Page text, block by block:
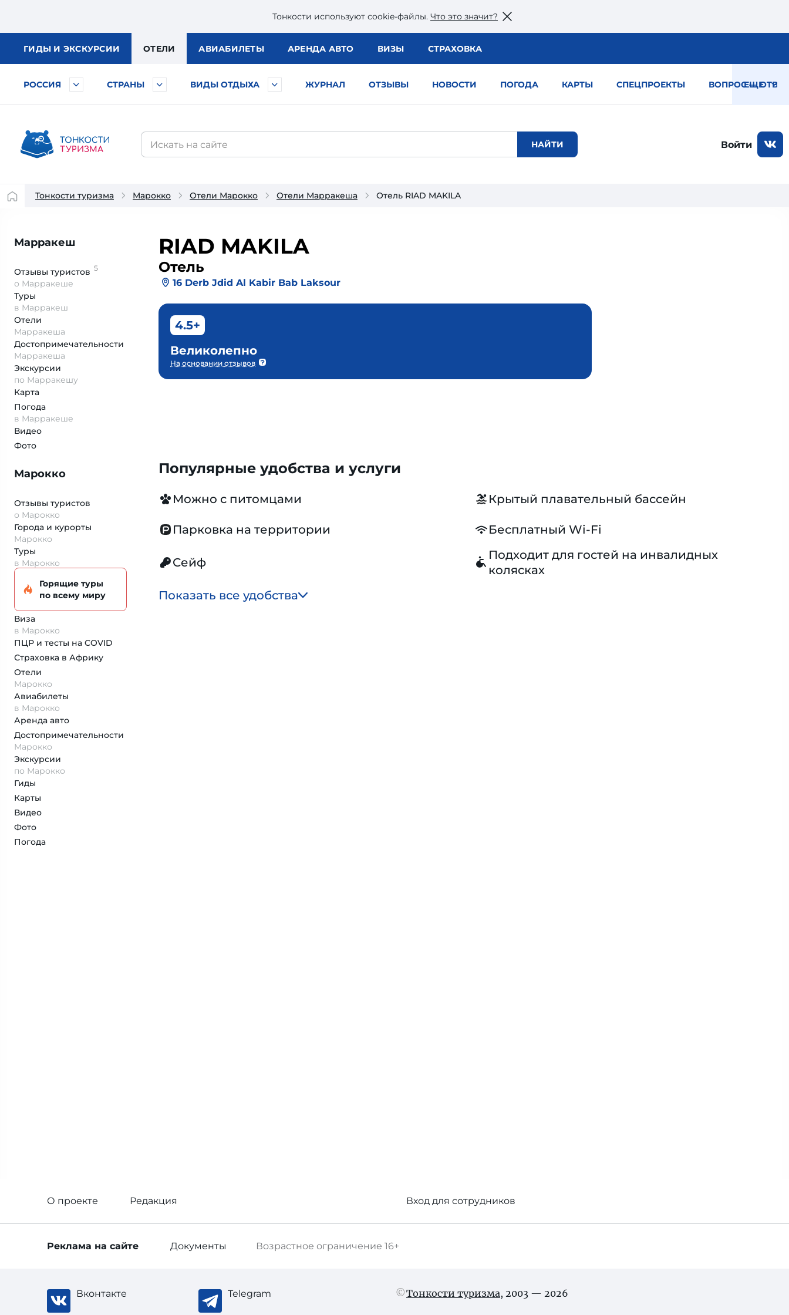
Тонкости используют сookie-файлы. Что это значит?
ГИДЫ И ЭКСКУРСИИ ОТЕЛИ АВИАБИЛЕТЫ АРЕНДА АВТО ВИЗЫ СТРАХОВКА
РОССИЯ СТРАНЫ ВИДЫ ОТДЫХА ЖУРНАЛ ОТЗЫВЫ НОВОСТИ ПОГОДА КАРТЫ СПЕЦПРОЕКТЫ ВОПРОС — ОТВЕТ
ЕЩЕ
Войти
Тонкости туризма Марокко Отели Марокко Отели Марракеша Отель RIAD MAKILA
Марракеш
Отзывы туристов 5
о Марракеше
Туры
в Марракеш
Отели
Марракеша
Достопримеча­тельности
Марракеша
Экскурсии
по Марракешу
Карта
Погода
в Марракеше
Видео
Фото
Марокко
Отзывы туристов
о Марокко
Города и курорты
Марокко
Туры
в Марокко
Горящие туры
по всему миру
Виза
в Марокко
ПЦР и тесты на COVID
Страховка в Африку
Отели
Марокко
Авиабилеты
в Марокко
Аренда авто
Достопримеча­тельности
Марокко
Экскурсии
по Марокко
Гиды
Карты
Видео
Фото
Погода
RIAD MAKILA
Отель
16 Derb Jdid Al Kabir Bab Laksour
4.5+
Великолепно
На основании отзывов
Популярные удобства и услуги
Можно с питомцами Крытый плавательный бассейн
Парковка на территории Бесплатный Wi-Fi
Сейф
Подходит для гостей на инвалидных
колясках
Показать все удобства
О проекте Редакция Вход для сотрудников
Возрастное ограничение 16+
Реклама на сайте Документы
Вконтакте Telegram Тонкости туризма, 2003 — 2026